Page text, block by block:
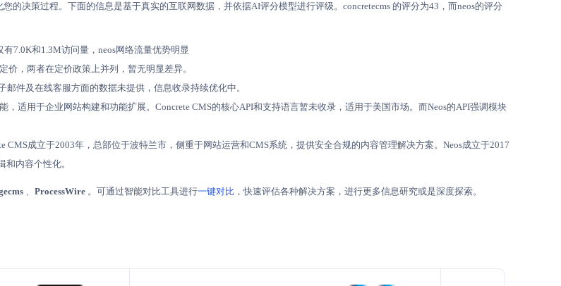
的决策过程。下面的信息是基于真实的互联网数据，并依据AI评分模型进行评级。concretecms 的评分为43，而neos的评分
7.0K和1.3M访问量，neos网络流量优势明显
价，两者在定价政策上并列，暂无明显差异。
件及在线客服方面的数据未提供，信息收录持续优化中。
适用于企业网站构建和功能扩展。Concrete CMS的核心API和支持语言暂未收录，适用于美国市场。而Neos的API强调模块
CMS成立于2003年，总部位于波特兰市，侧重于网站运营和CMS系统，提供安全合规的内容管理解决方案。Neos成立于2017
内容个性化。
、 ProcessWire 。可通过智能对比工具进行一键对比 ，快速评估各种解决方案，进行更多信息研究或是深度探索。